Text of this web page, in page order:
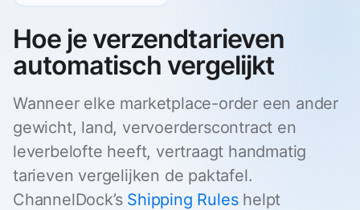
Hoe je verzendtarieven
automatisch vergelijkt
Wanneer elke marketplace-order een ander
gewicht, land, vervoerderscontract en
leverbelofte heeft, vertraagt handmatig
tarieven vergelijken de paktafel.
ChannelDock’s Shipping Ruleshelpt